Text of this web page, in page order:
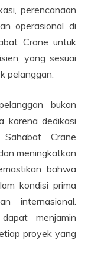
perencanaan
operasional di
Crane untuk
yang sesuai
pelanggan.
bukan
karena dedikasi
Crane
meningkatkan
bahwa
kondisi prima
internasional.
menjamin
proyek yang